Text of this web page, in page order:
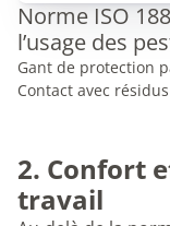
Norme ISO
l’usage des
Gant de protection
Contact avec
2. Confort
travail